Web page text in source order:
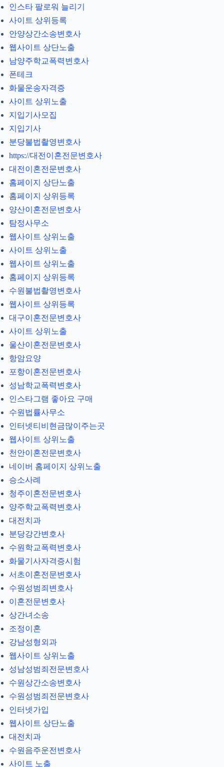
인스타 팔로워 늘리기
사이트 상위등록
안양상간소송변호사
웹사이트 상단노출
남양주학교폭력변호사
폰테크
화물운송자격증
사이트 상위노출
지입기사모집
지입기사
분당불법촬영변호사
https://대전이혼전문변호사
대전이혼전문변호사
홈페이지 상단노출
홈페이지 상위등록
양산이혼전문변호사
탐정사무소
웹사이트 상위노출
사이트 상위노출
웹사이트 상위노출
홈페이지 상위등록
수원불법촬영변호사
웹사이트 상위등록
대구이혼전문변호사
사이트 상위노출
울산이혼전문변호사
항암요양
포항이혼전문변호사
성남학교폭력변호사
인스타그램 좋아요 구매
수원법률사무소
인터넷티비현금많이주는곳
웹사이트 상위노출
천안이혼전문변호사
네이버 홈페이지 상위노출
승소사례
청주이혼전문변호사
양주학교폭력변호사
대전치과
분당강간변호사
수원학교폭력변호사
화물기사자격증시험
서초이혼전문변호사
수원성범죄변호사
이혼전문변호사
상간녀소송
조정이혼
강남성형외과
웹사이트 상위노출
성남성범죄전문변호사
수원상간소송변호사
수원성범죄전문변호사
인터넷가입
웹사이트 상단노출
대전치과
수원음주운전변호사
사이트 노출